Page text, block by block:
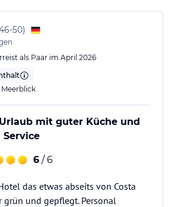
50)
als Paar im April 2026
mit guter Küche und
6 / 6
das etwas abseits von Costa
grün und gepflegt. Personal